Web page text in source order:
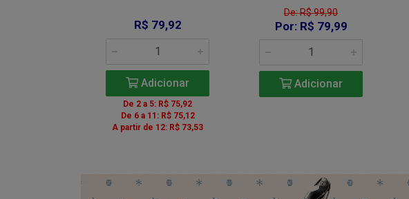
R$ 79,92
Adicionar
De 2 a 5: R$ 75,92
De 6 a 11: R$ 75,12
A partir de 12: R$ 73,53
De: R$ 99,90
Por: R$ 79,99
Adicionar